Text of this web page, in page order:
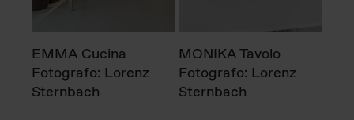
EMMA Cucina
Fotografo: Lorenz
Sternbach
MONIKA Tavolo
Fotografo: Lorenz
Sternbach